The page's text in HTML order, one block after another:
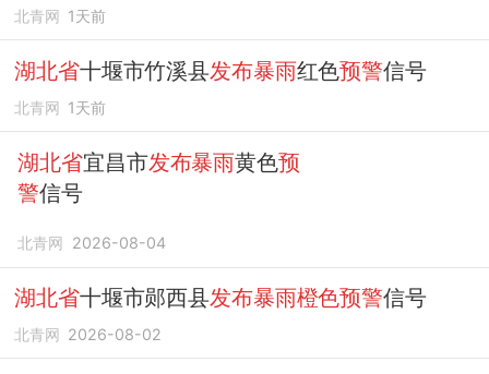
北青网 1天前
湖北省十堰市竹溪县发布暴雨红色预警信号
北青网 1天前
湖北省宜昌市发布暴雨黄色预
警信号
北青网 2026-08-04
湖北省十堰市郧西县发布暴雨橙色预警信号
北青网 2026-08-02